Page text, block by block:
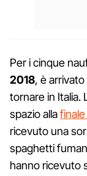
Per i cinque
2018, è
tornare in Italia.
spazio alla
ricevuto una
spaghetti
hanno ricevuto